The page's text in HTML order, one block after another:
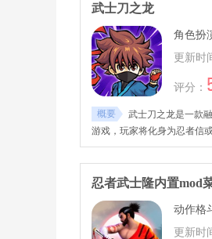
武士刀之龙
角色扮
更新时
评分：
概要
武士刀之龙是一款
游戏，玩家将化身为忍者信
诅咒的冒险之旅。手工打造
个角落都藏有待解锁的支线
移突袭、遁术等忍术技能，
力体系。龙之宝石系统支持
合装备，诅咒印记则带来高
制系统涵盖和服、盔甲、面
忍者武士隆内置mod
动作格
更新时